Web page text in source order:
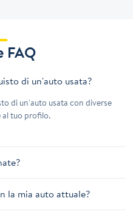
FAQ
di un'auto usata?
di un'auto usata con diverse
al tuo profilo.
la mia auto attuale?